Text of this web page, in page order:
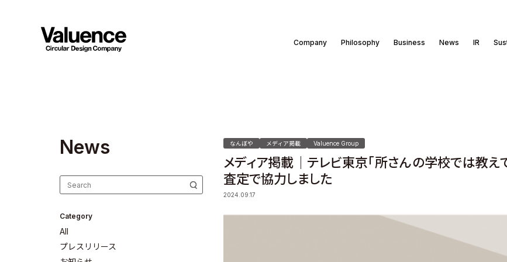
Company Philosophy Business News IR
News
Category
All
プレスリリース
なんぼや メディア掲載 Valuence Group
メディア掲載｜テレビ東京「所さんの学校では教え
査定で協力しました
2024.09.17